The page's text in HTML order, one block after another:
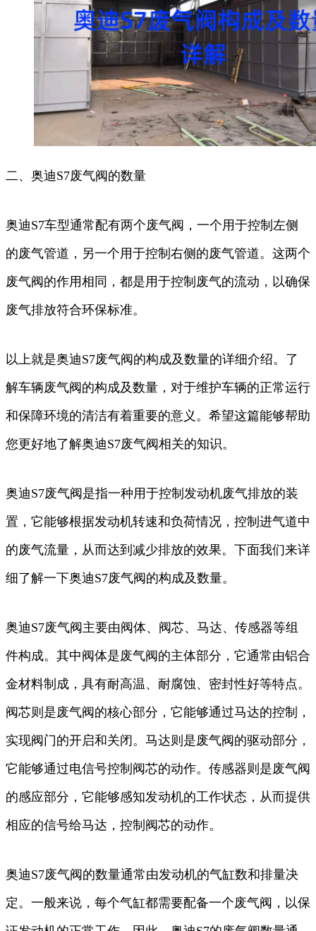
二、奥迪S7废气阀的数量
奥迪S7车型通常配有两个废气阀，一个用于控制左侧
的废气管道，另一个用于控制右侧的废气管道。这两个
废气阀的作用相同，都是用于控制废气的流动，以确保
废气排放符合环保标准。
以上就是奥迪S7废气阀的构成及数量的详细介绍。了
解车辆废气阀的构成及数量，对于维护车辆的正常运行
和保障环境的清洁有着重要的意义。希望这篇能够帮助
您更好地了解奥迪S7废气阀相关的知识。
奥迪S7废气阀是指一种用于控制发动机废气排放的装
置，它能够根据发动机转速和负荷情况，控制进气道中
的废气流量，从而达到减少排放的效果。下面我们来详
细了解一下奥迪S7废气阀的构成及数量。
奥迪S7废气阀主要由阀体、阀芯、马达、传感器等组
件构成。其中阀体是废气阀的主体部分，它通常由铝合
金材料制成，具有耐高温、耐腐蚀、密封性好等特点。
阀芯则是废气阀的核心部分，它能够通过马达的控制，
实现阀门的开启和关闭。马达则是废气阀的驱动部分，
它能够通过电信号控制阀芯的动作。传感器则是废气阀
的感应部分，它能够感知发动机的工作状态，从而提供
相应的信号给马达，控制阀芯的动作。
奥迪S7废气阀的数量通常由发动机的气缸数和排量决
定。一般来说，每个气缸都需要配备一个废气阀，以保